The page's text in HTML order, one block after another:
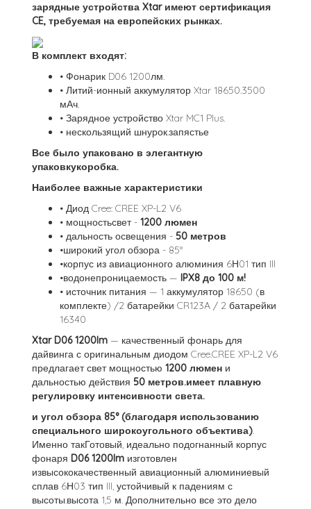
зарядные устройства Xtar имеют сертификация
CE, требуемая на европейских рынках.
В комплект входят:
• Фонарик D06 1200лм.
• Литий-ионный аккумулятор Xtar 18650.3500
мАч.
• Зарядное устройство Xtar MC1 Plus.
• нескользящий шнурок.запястье
Все было упаковано в элегантную
упаковкукоробка.
Наиболее важные характеристики
• Диод Cree: CREE XP-L2 V6
• мощностьсвет - 1200 люмен
• дальность освещения - 50 метров
•широкий угол обзора - 85°
•корпус из авиационного алюминия 6Н01 тип III
•водонепроницаемость — IPX8 до 100 м!
• источник питания — 1 аккумулятор 18650 (в
комплекте) /2 батарейки CR123A / 2 батарейки
16340
Xtar D06 1200lm — качественный фонарь для
дайвинга с оригинальным диодом Cree.CREE XP-L2 V6
предлагает свет мощностью 1200 люмен и
дальностью действия 50 метров.имеет плавную
регулировку интенсивности света.
и угол обзора 85° (благодаря использованию
специального широкоугольного объектива).
Именно такГотовый, идеально подогнанный корпус
фонаря D06 1200lm изготовлен
извысококачественный авиационный алюминиевый
сплав 6Н03 тип III, устойчивый к падениям с
высоты.высота 1,5 м. Дополнительно все это дело